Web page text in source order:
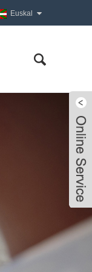
Euskal